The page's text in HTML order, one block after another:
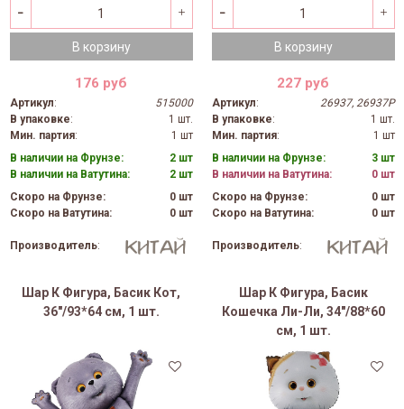
В корзину
176 руб
Артикул:
515000
В упаковке:
1 шт.
Мин. партия:
1 шт
В наличии на Фрунзе:
2 шт
В наличии на Ватутина:
2 шт
Скоро на Фрунзе:
0 шт
Скоро на Ватутина:
0 шт
Производитель:
В корзину
227 руб
Артикул:
26937, 26937P
В упаковке:
1 шт.
Мин. партия:
1 шт
В наличии на Фрунзе:
3 шт
В наличии на Ватутина:
0 шт
Скоро на Фрунзе:
0 шт
Скоро на Ватутина:
0 шт
Производитель:
Шар К Фигура, Басик Кот,
36"/93*64 см, 1 шт.
Шар К Фигура, Басик
Кошечка Ли-Ли, 34"/88*60
см, 1 шт.